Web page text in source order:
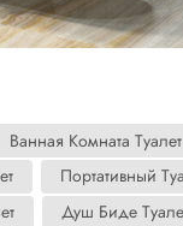
Ванная Комната
Портативный
Душ Биде